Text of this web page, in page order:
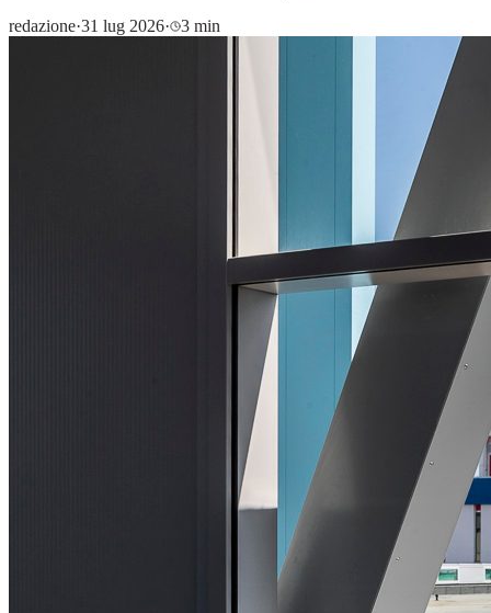
redazione·31 lug 2026· 3 min